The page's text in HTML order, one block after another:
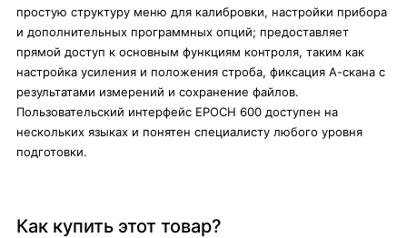
простую структуру меню для калибровки, настройки прибора
и дополнительных программных опций; предоставляет
прямой доступ к основным функциям контроля, таким как
настройка усиления и положения строба, фиксация А-скана с
результатами измерений и сохранение файлов.
Пользовательский интерфейс EPOCH 600 доступен на
нескольких языках и понятен специалисту любого уровня
подготовки.
Как купить этот товар?